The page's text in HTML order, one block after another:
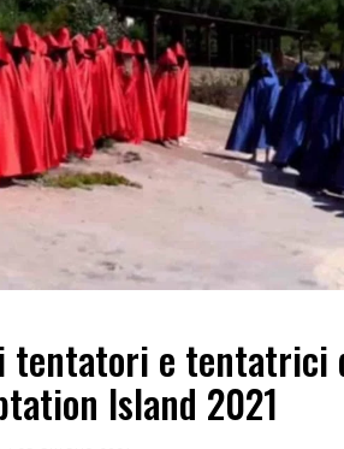
tentatori e tentatrici
Island 2021